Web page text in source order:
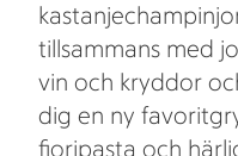
tillsammans med
vin och kryddor
dig en ny
fioripasta och